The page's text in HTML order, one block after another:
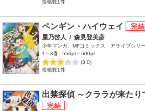
投稿数1件
ペンギン・ハイウェイ
屋乃啓人 / 森見登美彦
少年マンガ、MFコミックス アライブシリ
1～3巻
550pt～600pt
(3.0)
投稿数1件
出禁探偵 ～クララが来た